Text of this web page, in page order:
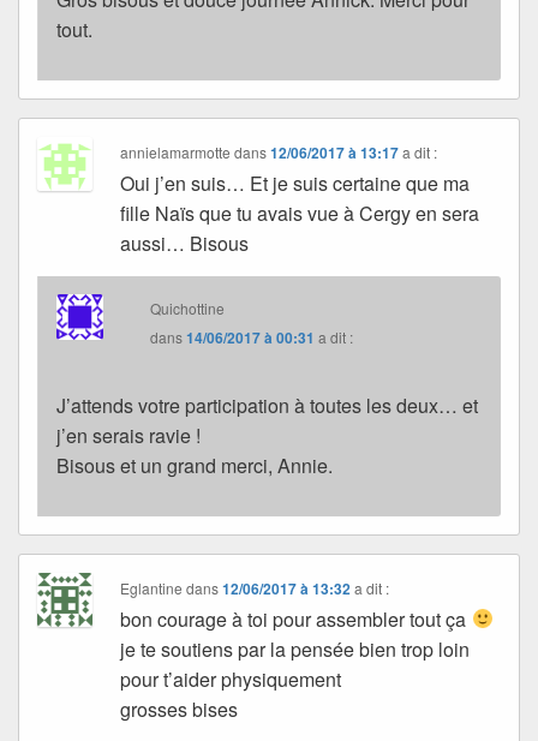
tout.
annielamarmotte dans12/06/2017 à 13:17 a dit :
Oui j’en suis… Et je suis certaine que ma
fille Naïs que tu avais vue à Cergy en sera
aussi… Bisous
Quichottine
dans14/06/2017 à 00:31 a dit :
J’attends votre participation à toutes les deux… et
j’en serais ravie !
Bisous et un grand merci, Annie.
Eglantine dans12/06/2017 à 13:32 a dit :
bon courage à toi pour assembler tout ça
je te soutiens par la pensée bien trop loin
pour t’aider physiquement
grosses bises